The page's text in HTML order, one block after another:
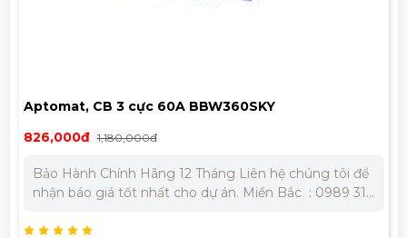
Aptomat, CB 3 cực 60A BBW360SKY
826,000đ 1,180,000đ
Bảo Hành Chính Hãng 12 Tháng Liên hệ chúng tôi để
nhận báo giá tốt nhất cho dự án. Miền Bắc : 0989 310
332 980